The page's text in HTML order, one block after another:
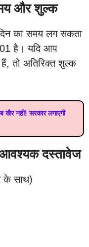
और शुल्क
का समय लग सकता
है। यदि आप
तो अतिरिक्त शुल्क
खैर नहीं! सरकार लगाएगी
दस्तावेज
के साथ)